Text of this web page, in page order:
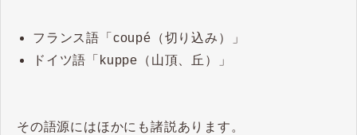
フランス語「coupé（切り込み）」
ドイツ語「kuppe（山頂、丘）」
その語源にはほかにも諸説あります。